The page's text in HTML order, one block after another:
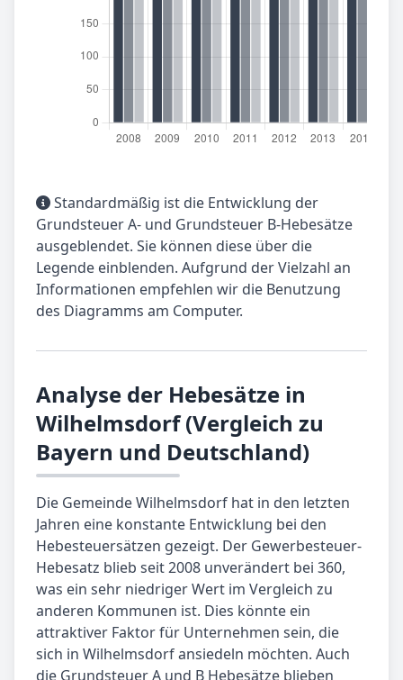
Standardmäßig ist die Entwicklung der
Grundsteuer A- und Grundsteuer B-Hebesätze
ausgeblendet. Sie können diese über die
Legende einblenden. Aufgrund der Vielzahl an
Informationen empfehlen wir die Benutzung
des Diagramms am Computer.
Analyse der Hebesätze in
Wilhelmsdorf (Vergleich zu
Bayern und Deutschland)
Die Gemeinde Wilhelmsdorf hat in den letzten
Jahren eine konstante Entwicklung bei den
Hebesteuersätzen gezeigt. Der Gewerbesteuer-
Hebesatz blieb seit 2008 unverändert bei 360,
was ein sehr niedriger Wert im Vergleich zu
anderen Kommunen ist. Dies könnte ein
attraktiver Faktor für Unternehmen sein, die
sich in Wilhelmsdorf ansiedeln möchten. Auch
die Grundsteuer A und B Hebesätze blieben